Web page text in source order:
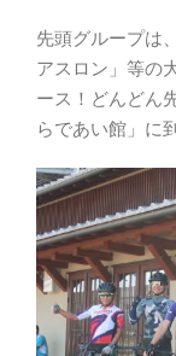
先頭グループは
アスロン」等の
ース！どんどん
らであい館」に